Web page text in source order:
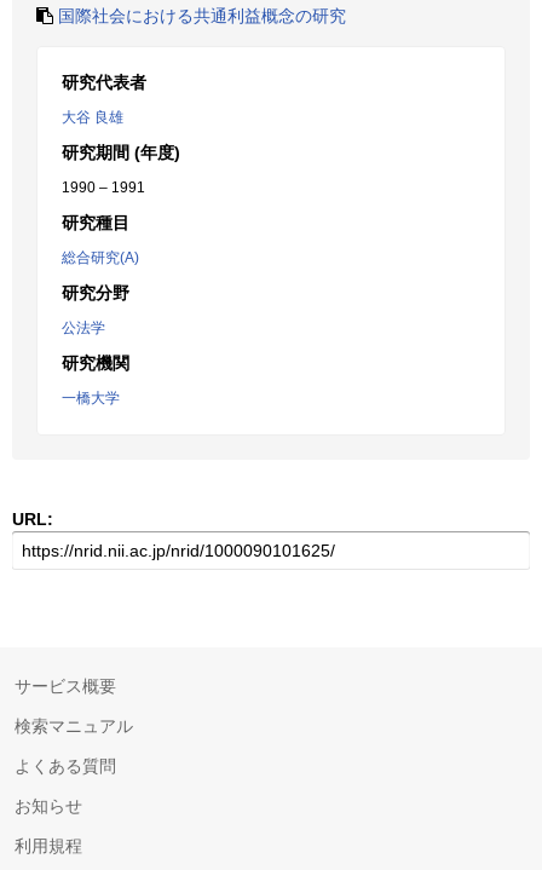
国際社会における共通利益概念の研究
研究代表者
大谷 良雄
研究期間 (年度)
1990 – 1991
研究種目
総合研究(A)
研究分野
公法学
研究機関
一橋大学
URL:
サービス概要
検索マニュアル
よくある質問
お知らせ
利用規程